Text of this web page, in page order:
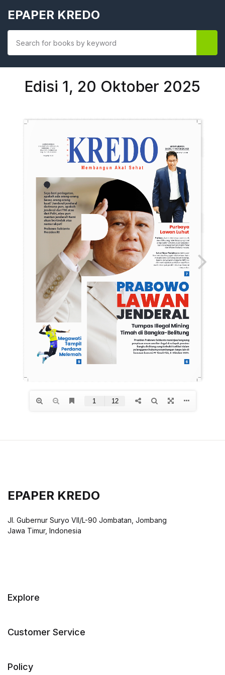
EPAPER KREDO
Edisi 1, 20 Oktober 2025
EPAPER KREDO
Jl. Gubernur Suryo VII/L-90 Jombatan, Jombang
Jawa Timur, Indonesia
Explore
Customer Service
Policy